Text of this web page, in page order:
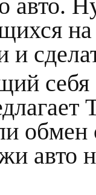
авто.
на
и
себя
авто